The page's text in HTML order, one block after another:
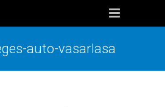
auto-vasarlasa